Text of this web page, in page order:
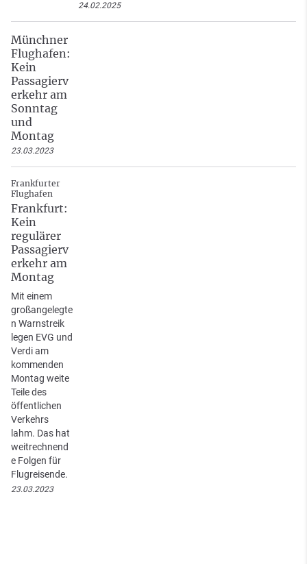
24.02.2025
Münchner
Flughafen:
Kein
Passagierv
erkehr am
Sonntag
und
Montag
23.03.2023
Frankfurter
Flughafen
Frankfurt:
Kein
regulärer
Passagierv
erkehr am
Montag
Mit einem
großangelegte
n Warnstreik
legen EVG und
Verdi am
kommenden
Montag weite
Teile des
öffentlichen
Verkehrs
lahm. Das hat
weitrechnend
e Folgen für
Flugreisende.
23.03.2023